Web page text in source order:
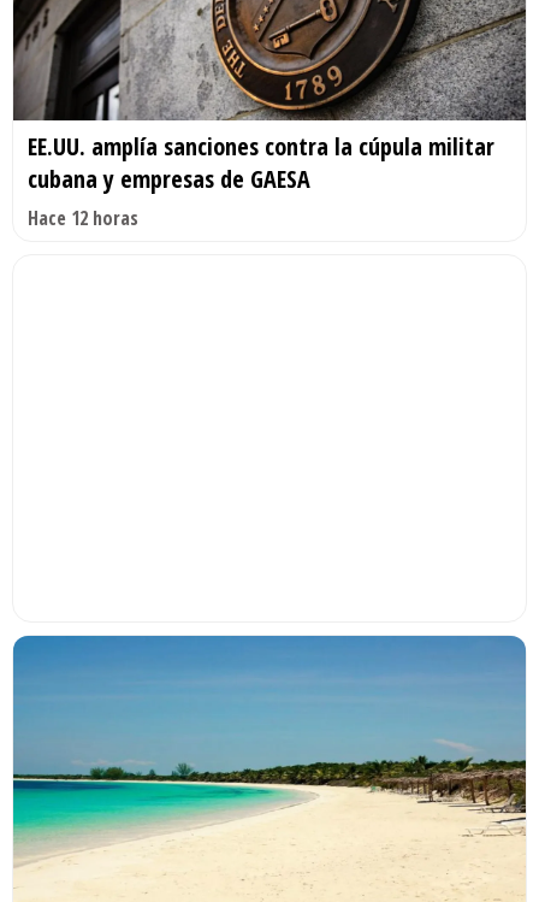
EE.UU. amplía sanciones contra la cúpula militar
cubana y empresas de GAESA
Hace 12 horas